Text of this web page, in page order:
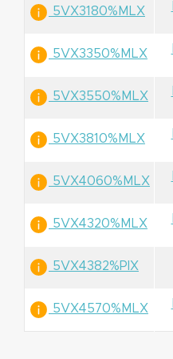
5VX3180%MLX
5VX3350%MLX
5VX3550%MLX
5VX3810%MLX
5VX4060%MLX
5VX4320%MLX
5VX4382%PIX
5VX4570%MLX